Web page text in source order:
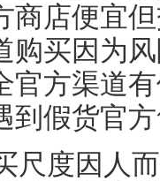
商店便宜
购买因为
官方渠道
到假货官
尺度因人